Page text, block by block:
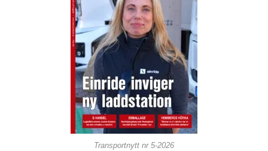
Transportnytt nr 5-2026